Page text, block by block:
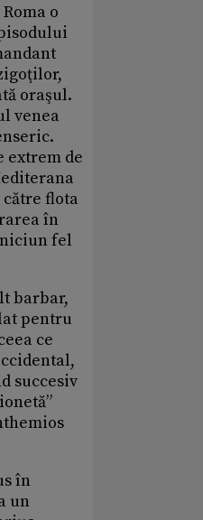
o
oraşul.
venea
extrem de
flota
în
fel
barbar,
pentru
ce
succesiv
în
un